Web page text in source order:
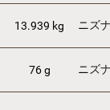
13.939 kg ニズ
76 g ニズ